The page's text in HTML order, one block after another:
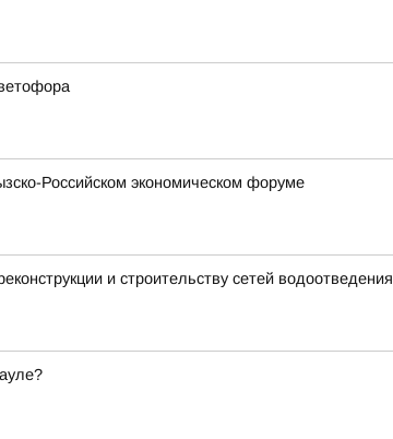
Российском экономическом форуме
и строительству сетей водоотведения